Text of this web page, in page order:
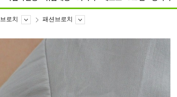
브로치 패션브로치